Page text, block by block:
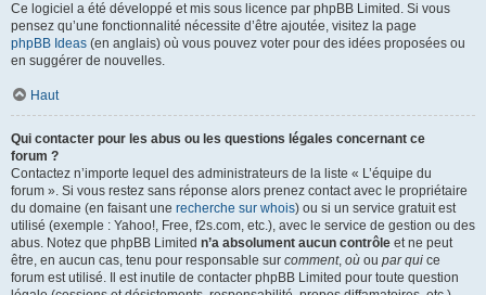
Ce logiciel a été développé et mis sous licence par phpBB Limited. Si vous
pensez qu’une fonctionnalité nécessite d’être ajoutée, visitez la page
phpBB Ideas (en anglais) où vous pouvez voter pour des idées proposées ou
en suggérer de nouvelles.
Haut
Qui contacter pour les abus ou les questions légales concernant ce
forum ?
Contactez n’importe lequel des administrateurs de la liste « L’équipe du
forum ». Si vous restez sans réponse alors prenez contact avec le propriétaire
du domaine (en faisant une recherche sur whois) ou si un service gratuit est
utilisé (exemple : Yahoo!, Free, f2s.com, etc.), avec le service de gestion ou des
abus. Notez que phpBB Limited n’a absolument aucun contrôle et ne peut
être, en aucun cas, tenu pour responsable sur comment, où ou par qui ce
forum est utilisé. Il est inutile de contacter phpBB Limited pour toute question